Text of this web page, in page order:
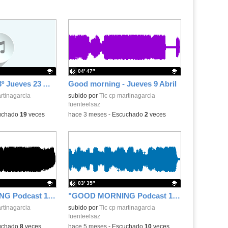
Good morning 3º Jueves 23 Abril Día del libro
19veces
Good morning - Jueves 9 Abril
Contenido educativo.
subido por Tic cp martinagarcia
fuenteelsaz
04′ 47″
-hace 3 meses- Escuchado 2 veces
"GOOD MORNING Podcast 13" 2 de marzo de 2026
8veces
"GOOD MORNING Podcast 12" 27 de febrero de 2026
Contenido educativo.
subido por Tic cp martinagarcia
fuenteelsaz
03′ 35″
-hace 5 meses- Escuchado 10veces